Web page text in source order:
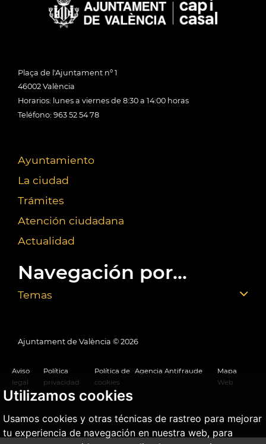
Utilizamos cookies
Usamos cookies y otras técnicas de rastreo para mejorar
tu experiencia de navegación en nuestra web, para
Plaça de l'Ajuntament nº 1
46002 València
Horarios: lunes a viernes de 8:30 a 14:00 horas
Teléfono: 963 52 54 78
Ayuntamiento
La ciudad
Trámites
Atención ciudadana
Actualidad
Navegación por...
Temas
Ajuntament de València © 2026
Aviso
legal
Política
privacidad
Política de
cookies
Agencia Antifraude
Mapa
Web